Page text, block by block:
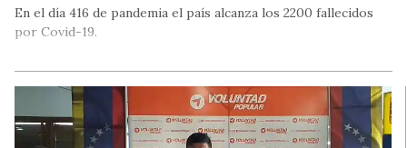
En el día 416 de pandemia el país alcanza los 2200 fallecidos
por Covid-19.